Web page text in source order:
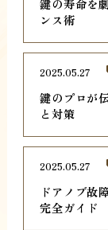
鍵の寿命を
ンス術
鍵のプロが
と対策
2025.05.27
ドアノブ故
完全ガイド
2025.05.27